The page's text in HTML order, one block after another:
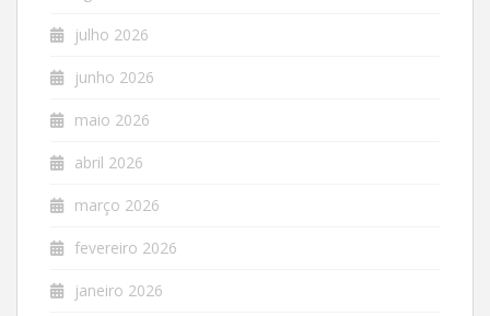
julho 2026
junho 2026
maio 2026
abril 2026
março 2026
fevereiro 2026
janeiro 2026